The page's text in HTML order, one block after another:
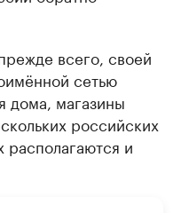
всего, своей
сетью
дома, магазины
российских
располагаются и